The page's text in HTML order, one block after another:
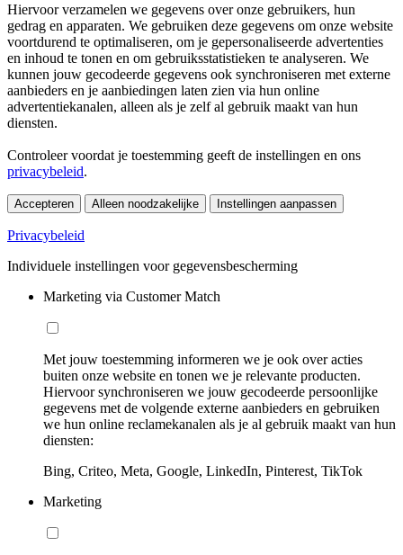
Hiervoor verzamelen we gegevens over onze gebruikers, hun
gedrag en apparaten. We gebruiken deze gegevens om onze website
voortdurend te optimaliseren, om je gepersonaliseerde advertenties
en inhoud te tonen en om gebruiksstatistieken te analyseren. We
kunnen jouw gecodeerde gegevens ook synchroniseren met externe
aanbieders en je aanbiedingen laten zien via hun online
advertentiekanalen, alleen als je zelf al gebruik maakt van hun
diensten.
Controleer voordat je toestemming geeft de instellingen en ons
privacybeleid.
Accepteren Alleen noodzakelijke Instellingen aanpassen
Privacybeleid
Individuele instellingen voor gegevensbescherming
Marketing via Customer Match
Met jouw toestemming informeren we je ook over acties
buiten onze website en tonen we je relevante producten.
Hiervoor synchroniseren we jouw gecodeerde persoonlijke
gegevens met de volgende externe aanbieders en gebruiken
we hun online reclamekanalen als je al gebruik maakt van hun
diensten:
Bing, Criteo, Meta, Google, LinkedIn, Pinterest, TikTok
Marketing